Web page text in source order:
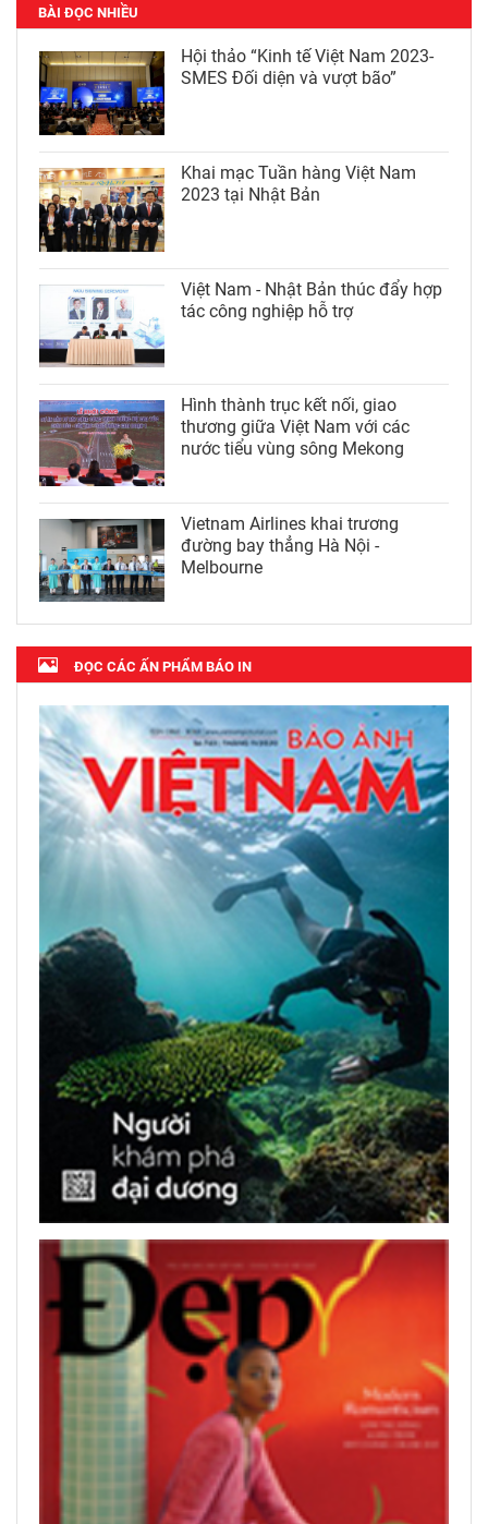
BÀI ĐỌC NHIỀU
Hội thảo “Kinh tế Việt Nam 2023-
SMES Đối diện và vượt bão”
Khai mạc Tuần hàng Việt Nam
2023 tại Nhật Bản
Việt Nam - Nhật Bản thúc đẩy hợp
tác công nghiệp hỗ trợ
Hình thành trục kết nối, giao
thương giữa Việt Nam với các
nước tiểu vùng sông Mekong
Vietnam Airlines khai trương
đường bay thẳng Hà Nội -
Melbourne
ĐỌC CÁC ẤN PHẨM BÁO IN